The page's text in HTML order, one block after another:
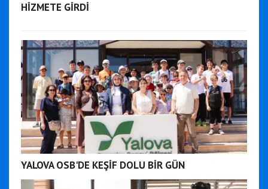
HİZMETE GİRDİ
YALOVA OSB'DE KEŞİF DOLU BİR GÜN